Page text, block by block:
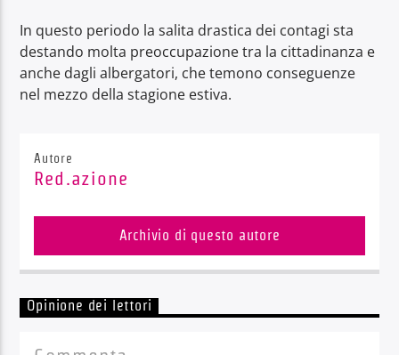
In questo periodo la salita drastica dei contagi sta
destando molta preoccupazione tra la cittadinanza e
anche dagli albergatori, che temono conseguenze
nel mezzo della stagione estiva.
Autore
Red.azione
Archivio di questo autore
Opinione dei lettori